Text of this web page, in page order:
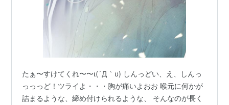
たぁ〜すけてくれ〜〜ι(´Д｀υ) しんっどい、え、しんっ
っっっど！ツライよ・・・胸が痛いよおお 喉元に何かが
詰まるような、締め付けられるような、 そんなのが長く